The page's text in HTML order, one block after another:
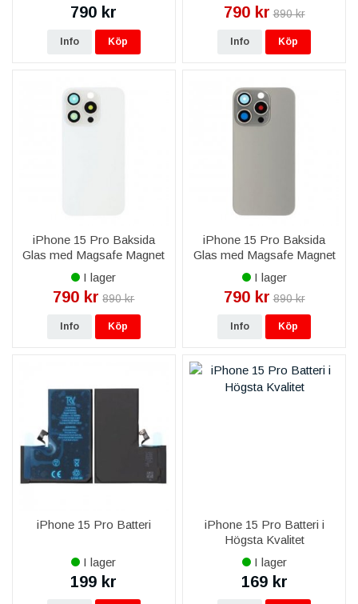
790 kr
Info Köp
790 kr 890 kr
Info Köp
iPhone 15 Pro Baksida
Glas med Magsafe Magnet
- Vit
I lager
790 kr 890 kr
Info Köp
iPhone 15 Pro Baksida
Glas med Magsafe Magnet
- Grå
I lager
790 kr 890 kr
Info Köp
iPhone 15 Pro Batteri
I lager
199 kr
iPhone 15 Pro Batteri i
Högsta Kvalitet
I lager
169 kr